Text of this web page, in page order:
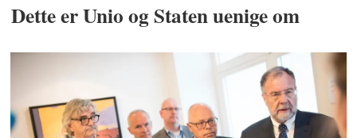
Dette er Unio og Staten uenige om